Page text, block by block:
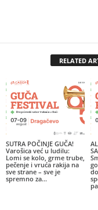
RELATED
SUTRA POČINJE GUČA!
Varošica već u ludilu:
Lomi se kolo, grme trube,
pečenje i vruća rakija na
sve strane – sve je
spremno za...